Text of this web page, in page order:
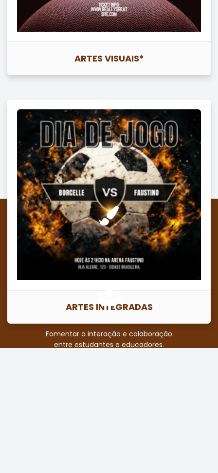
ARTES VISUAIS*
ARTES INTEGRADAS
Arte
Promover a expressão
artística entre os alunos.
Comunidade
Fomentar a interação e colaboração
entre estudantes e educadores.